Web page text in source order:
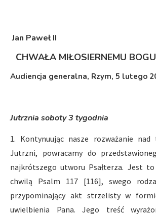
Jan Paweł II
CHWAŁA MIŁOSIERNEMU
Audiencja generalna, Rzym, 5 lutego
Jutrznia soboty 3 tygodnia
1. Kontynuując nasze rozważanie
Jutrzni, powracamy do
najkrótszego utworu Psałterza. Jest
chwilą Psalm 117 [116], swego
przypominający akt strzelisty w
uwielbienia Pana. Jego treść